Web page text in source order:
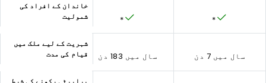
خاندان کے افراد کی
شمولیت
*
*
شہریت کے لیے ملک میں
قیام کی مدت
سال میں 7 دن سال میں 183 دن ضرورت نہیں ہے
پراپرٹی رکھنے کی شرط